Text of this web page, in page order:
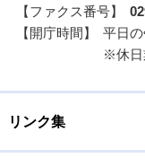
【ファクス番号】
【開庁時間】
平日
※休日
リンク集